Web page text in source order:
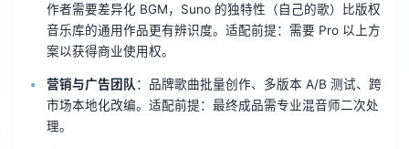
作者需要差异化 BGM，Suno 的独特性（自己的歌）比版权
音乐库的通用作品更有辨识度。适配前提：需要 Pro 以上方
案以获得商业使用权。
营销与广告团队 ：品牌歌曲批量创作、多版本 A/B 测试、跨
市场本地化改编。适配前提：最终成品需专业混音师二次处
理。